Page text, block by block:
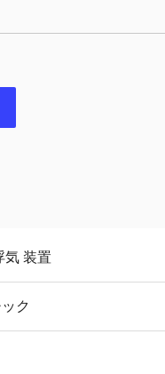
気 装置
ク